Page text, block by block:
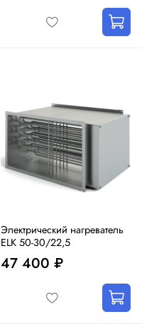
Электрический нагреватель
ELK 50-30/22,5
47 400 ₽